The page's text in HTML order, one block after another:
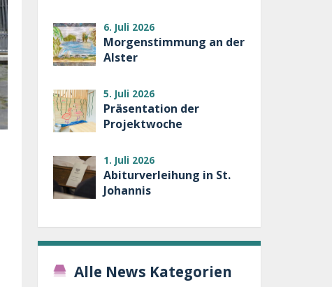
6. Juli 2026
Morgenstimmung an der
Alster
5. Juli 2026
Präsentation der
Projektwoche
1. Juli 2026
Abiturverleihung in St.
Johannis
Alle News Kategorien